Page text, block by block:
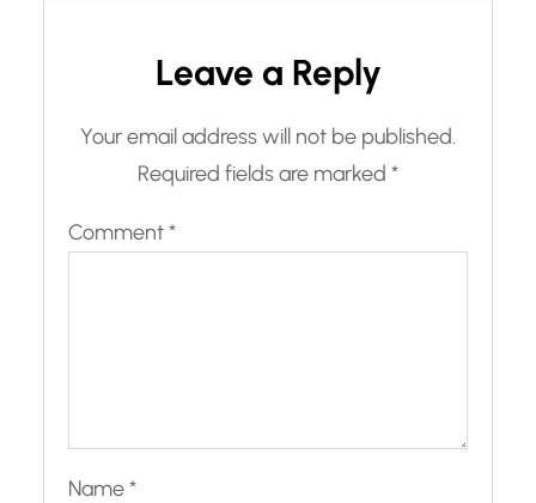
Leave a Reply
Your email address will not be published.
Required fields are marked *
Comment*
Name*